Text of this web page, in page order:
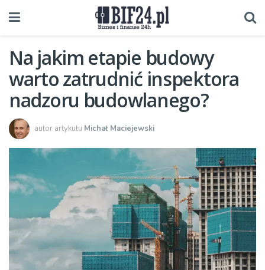
Na jakim etapie budowy
warto zatrudnić inspektora
nadzoru budowlanego?
autor artykułu Michał Maciejewski